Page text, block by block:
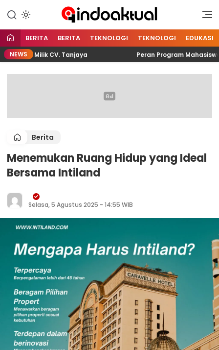
Indoaktual
Indonesia Aktual
BERITA BERITA TEKNOLOGI TEKNOLOGI EDUKASI
NEWS
Milik CV. Tanjaya Peran Program Mahasiswa
Berita
Menemukan Ruang Hidup yang Ideal
Bersama Intiland
Selasa, 5 Agustus 2025 - 14:55 WIB